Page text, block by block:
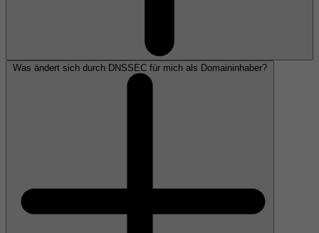
Was ändert sich durch DNSSEC für mich als Domaininhaber?